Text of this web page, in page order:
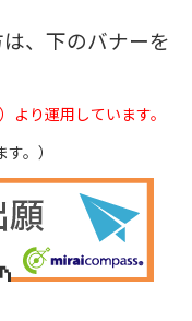
、下のバナーを
より運用しています。
。）